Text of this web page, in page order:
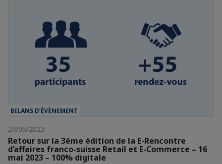
BILANS D’ÉVÈNEMENT
24/05/2023
Retour sur la 3ème édition de la E-Rencontre
d’affaires franco-suisse Retail et E-Commerce – 16
mai 2023 – 100% digitale